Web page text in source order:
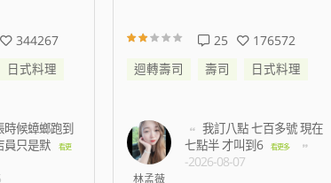
176572
日式料理
七百多號 現在
到6
看更多
15
106827
迴轉壽司
壽司 日式料理
姿穎
115.2/18日晚上8店45分
我帶小朋 看更多
-2026-02-19